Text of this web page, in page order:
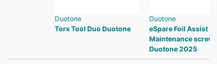
Duotone
Torx Tool Duo Duotone
Duotone
eSpare Foil Assist
Maintenance
Duotone 2025